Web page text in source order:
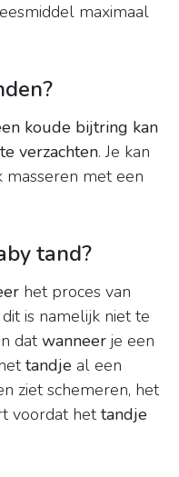
maximaal
koude bijtring kan
verzachten. Je kan
masseren met een
tand?
het proces van
is namelijk niet te
datwanneer je een
tandje al een
ziet schemeren, het
voordat hettandje